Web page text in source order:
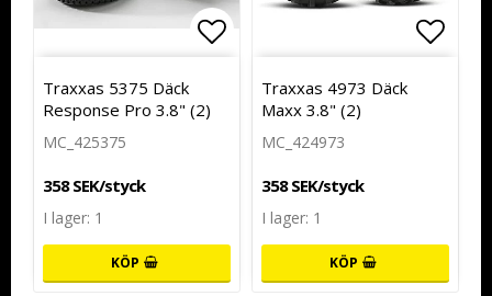
Lägg till i favoritlistan
Traxxas 5375 Däck
Response Pro 3.8" (2)
MC_425375
358 SEK/styck
I lager: 1
KÖP
Traxxas 4973 Däck
Maxx 3.8" (2)
MC_424973
358 SEK/styck
I lager: 1
KÖP